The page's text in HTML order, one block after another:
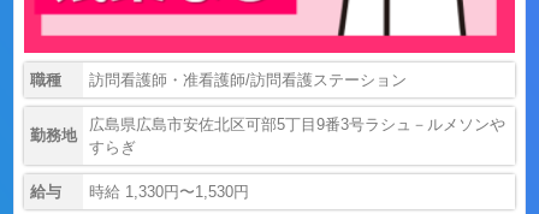
職種 訪問看護師・准看護師/訪問看護ステーション
勤務地
広島県広島市安佐北区可部5丁目9番3号ラシュ－ルメソンや
すらぎ
給与 時給 1,330円〜1,530円